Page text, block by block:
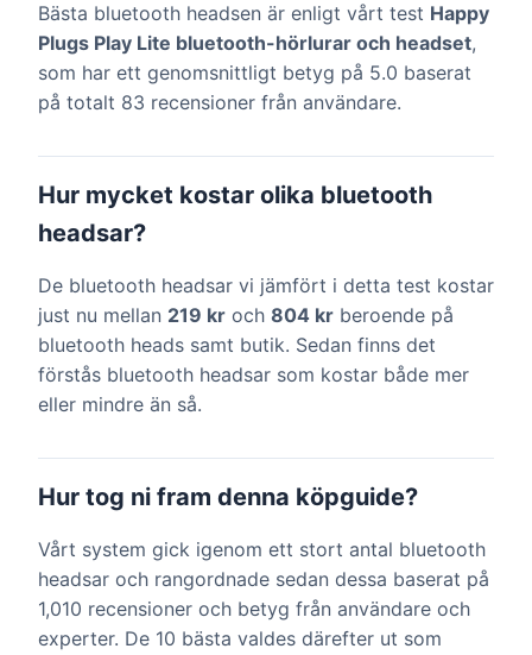
Bästa bluetooth headsen är enligt vårt test Happy
Plugs Play Lite bluetooth-hörlurar och headset,
som har ett genomsnittligt betyg på 5.0 baserat
på totalt 83 recensioner från användare.
Hur mycket kostar olika bluetooth
headsar?
De bluetooth headsar vi jämfört i detta test kostar
just nu mellan 219 kr och 804 kr beroende på
bluetooth heads samt butik. Sedan finns det
förstås bluetooth headsar som kostar både mer
eller mindre än så.
Hur tog ni fram denna köpguide?
Vårt system gick igenom ett stort antal bluetooth
headsar och rangordnade sedan dessa baserat på
1,010 recensioner och betyg från användare och
experter. De 10 bästa valdes därefter ut som